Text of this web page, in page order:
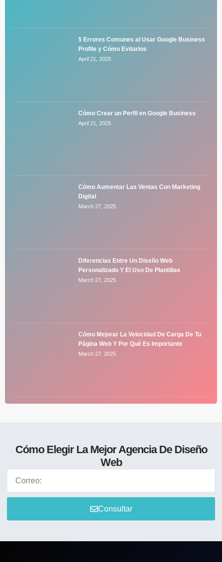
5 Errores Comunes al Usar Google Business
Profile y Cómo Evitarlos
April 21, 2025
Cómo Crear un Perfil en Google Business
April 21, 2025
Cómo Aumentar Las Ventas Con Marketing
Digital
March 27, 2025
Diferencias Entre Un Diseño Web
Personalizado Y El Uso De Plantillas
March 27, 2025
Cómo Mejorar La Velocidad De Carga De Tu
Página Web Y Por Qué Es Importante
March 27, 2025
Cómo Elegir La Mejor Agencia De Diseño
Web
Consultar